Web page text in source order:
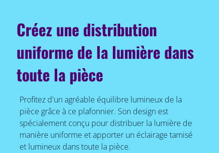
Créez une distribution
uniforme de la lumière dans
toute la pièce
Profitez d'un agréable équilibre lumineux de la
pièce grâce à ce plafonnier. Son design est
spécialement conçu pour distribuer la lumière de
manière uniforme et apporter un éclairage tamisé
et lumineux dans toute la pièce.